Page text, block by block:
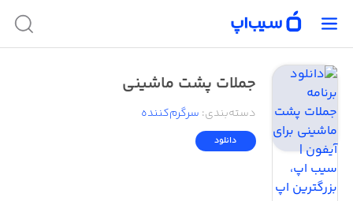
جملات پشت ماشینی
دسته‌بندی: سرگرم‌کننده
دانلود